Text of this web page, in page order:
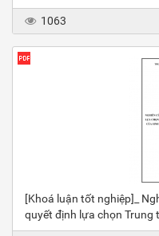
1063
[Khoá luận tốt nghiệp]_
quyết định lựa chọn Trung